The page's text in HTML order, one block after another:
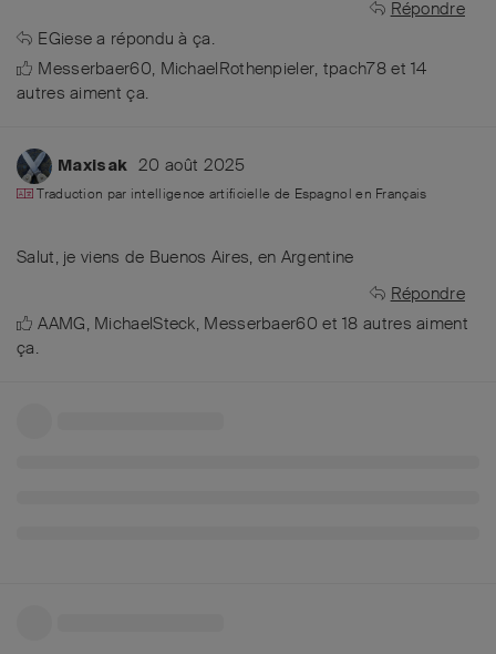
Répondre
EGiese a répondu à ça.
Messerbaer60, MichaelRothenpieler, tpach78et14
autres aiment ça.
Maxisak 20 août 2025
Traduction par intelligence artificielle de Espagnol en Français
Salut, je viens de Buenos Aires, en Argentine
Répondre
AAMG, MichaelSteck, Messerbaer60 et18 autres aiment
ça.